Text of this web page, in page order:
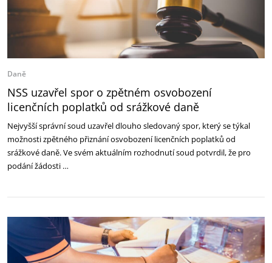
Daně
NSS uzavřel spor o zpětném osvobození
licenčních poplatků od srážkové daně
Nejvyšší správní soud uzavřel dlouho sledovaný spor, který se týkal
možnosti zpětného přiznání osvobození licenčních poplatků od
srážkové daně. Ve svém aktuálním rozhodnutí soud potvrdil, že pro
podání žádosti …